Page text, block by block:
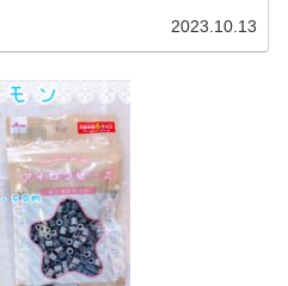
2023.10.13